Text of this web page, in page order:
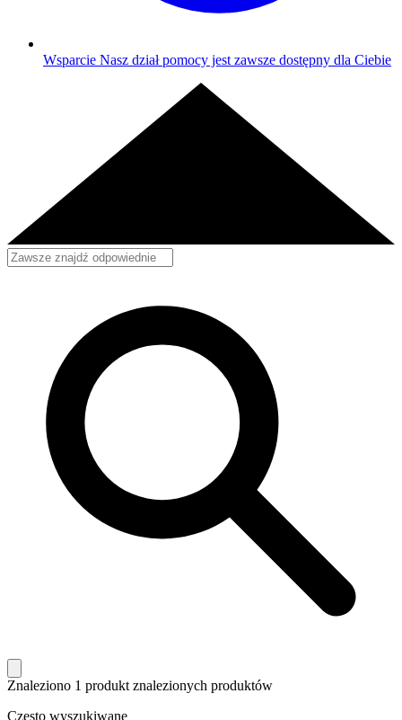
Wsparcie Nasz dział pomocy jest zawsze dostępny dla Ciebie
Znaleziono 1 produkt znalezionych produktów
Często wyszukiwane